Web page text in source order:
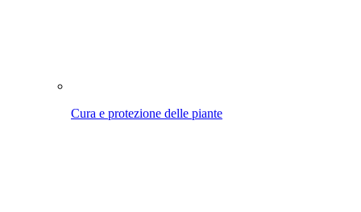
Cura e protezione delle piante